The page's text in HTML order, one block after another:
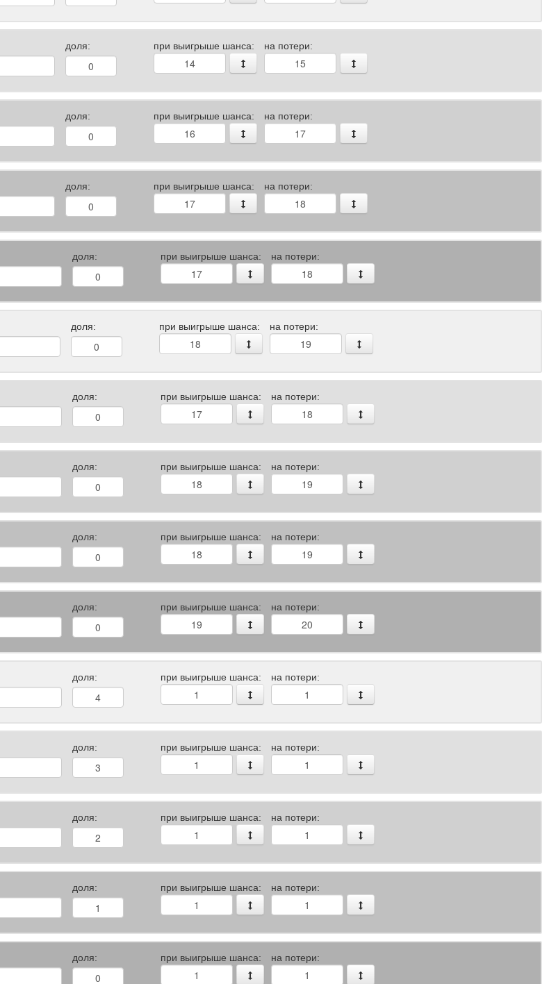
доля: при выигрыше шанса: на потери:
доля: при выигрыше шанса: на потери:
доля: при выигрыше шанса: на потери:
доля: при выигрыше шанса: на потери:
доля: при выигрыше шанса: на потери:
доля: при выигрыше шанса: на потери:
доля: при выигрыше шанса: на потери:
доля: при выигрыше шанса: на потери:
доля: при выигрыше шанса: на потери:
доля: при выигрыше шанса: на потери:
доля: при выигрыше шанса: на потери:
доля: при выигрыше шанса: на потери:
доля: при выигрыше шанса: на потери:
доля: при выигрыше шанса: на потери: